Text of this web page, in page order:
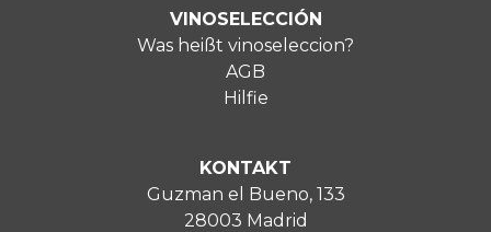
VINOSELECCIÓN
Was heißt vinoseleccion?
AGB
Hilfie
KONTAKT
Guzman el Bueno, 133
28003 Madrid